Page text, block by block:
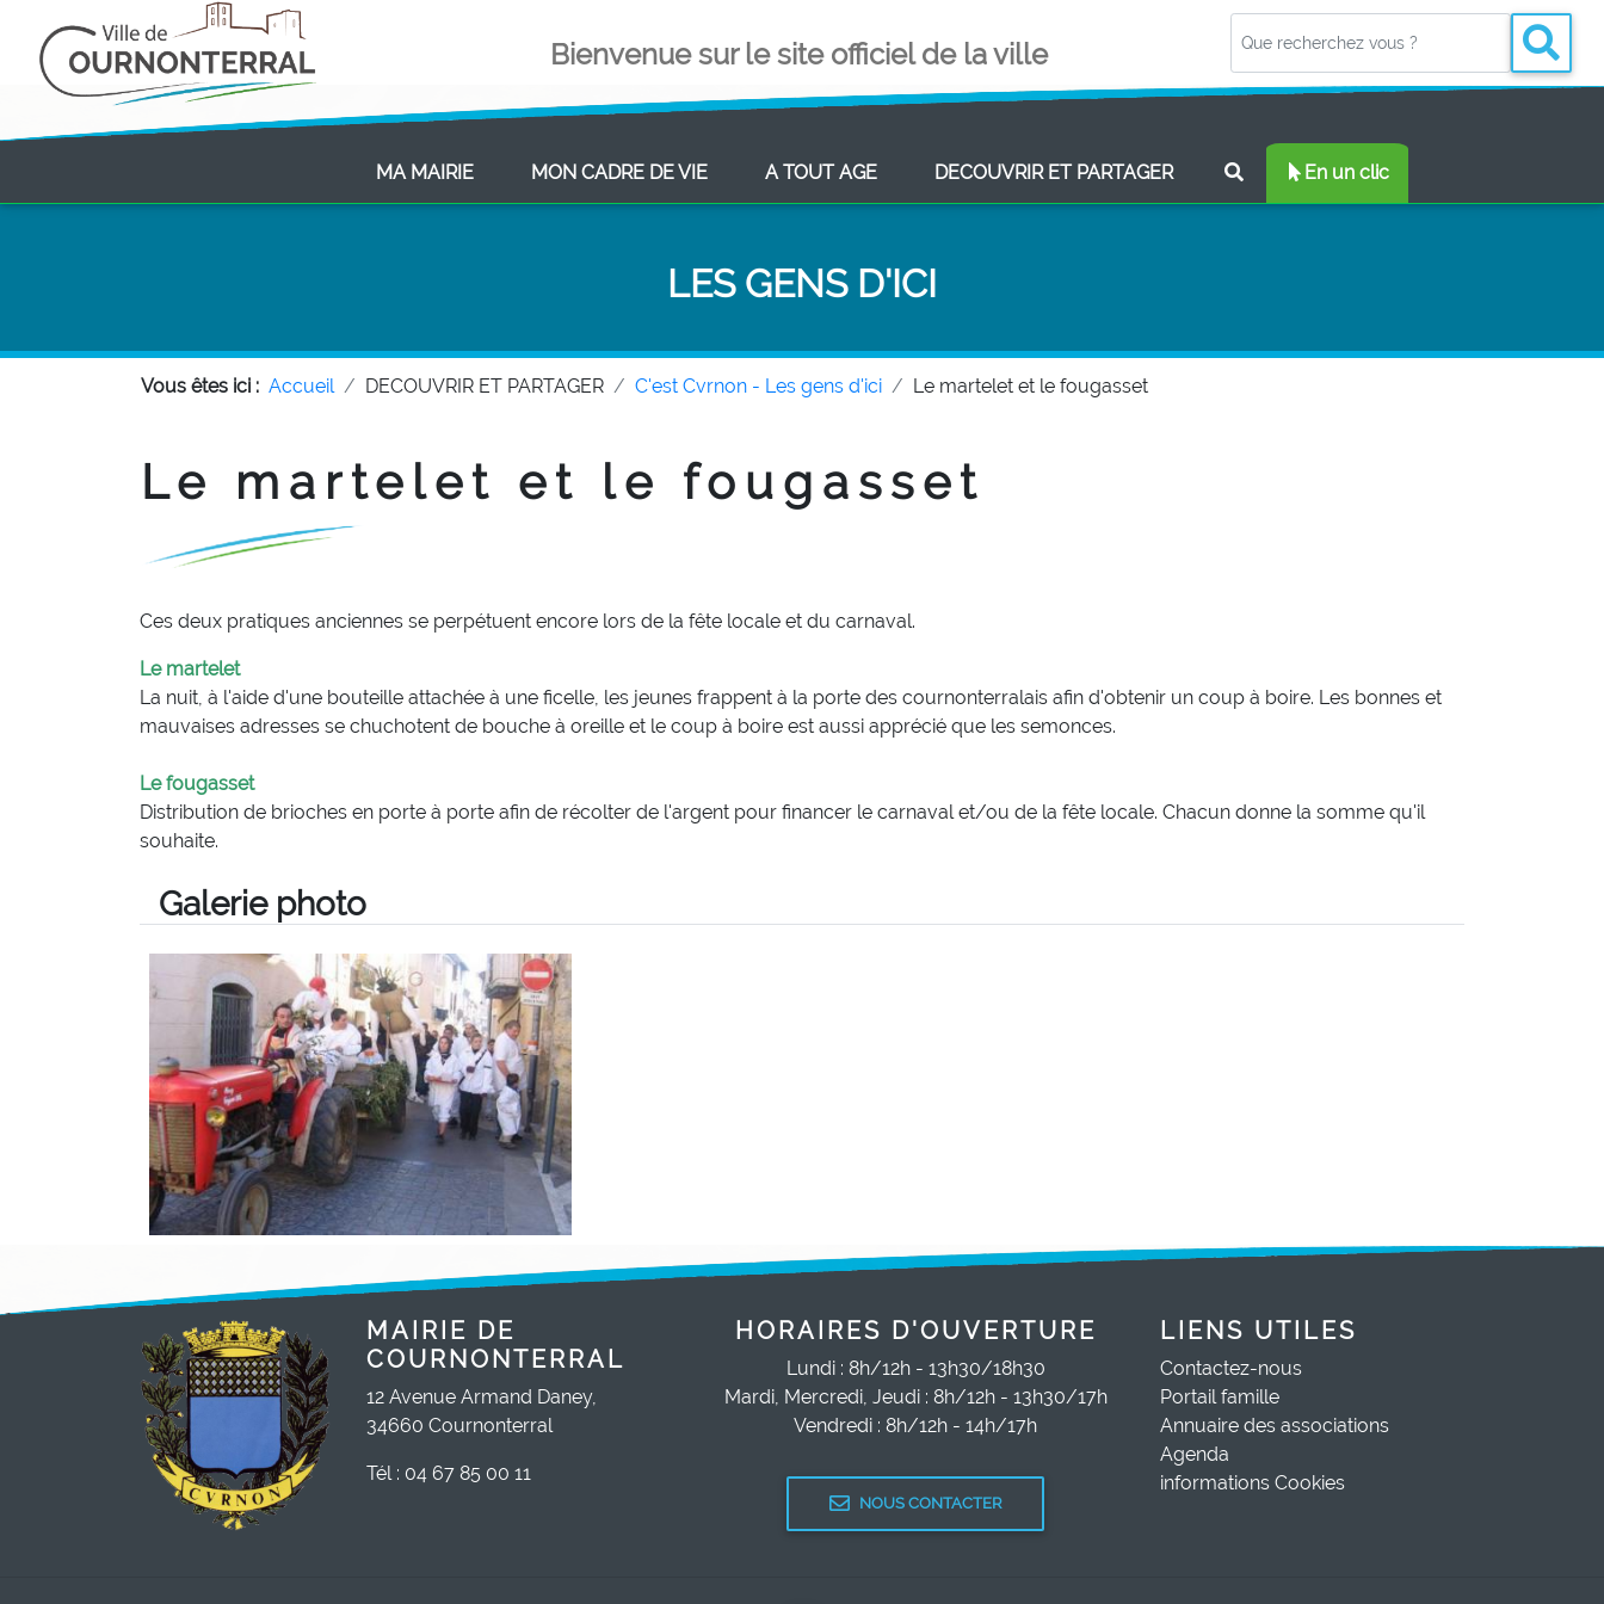
Bienvenue sur le site officiel de la ville
MA MAIRIE(CURRENT)MON CADRE DE VIE(CURRENT)A TOUT AGE(CURRENT)DECOUVRIR ET PARTAGER(CURRENT) En un clic
LES GENS D'ICI
Vous êtes ici : Accueil DECOUVRIR ET PARTAGER C'est Cvrnon - Les gens d'ici Le martelet et le fougasset
Le martelet et le fougasset
Ces deux pratiques anciennes se perpétuent encore lors de la fête locale et du carnaval.
Le martelet
La nuit, à l'aide d'une bouteille attachée à une ficelle, les jeunes frappent à la porte des cournonterralais afin d'obtenir un coup à boire. Les bonnes et
mauvaises adresses se chuchotent de bouche à oreille et le coup à boire est aussi apprécié que les semonces.
Le fougasset
Distribution de brioches en porte à porte afin de récolter de l'argent pour financer le carnaval et/ou de la fête locale. Chacun donne la somme qu'il
souhaite.
Galerie photo
MAIRIE DE
COURNONTERRAL
12 Avenue Armand Daney,
34660 Cournonterral
Tél : 04 67 85 00 11
HORAIRES D'OUVERTURE
Lundi : 8h/12h - 13h30/18h30
Mardi, Mercredi, Jeudi : 8h/12h - 13h30/17h
Vendredi : 8h/12h - 14h/17h
NOUS CONTACTER
LIENS UTILES
Contactez-nous
Portail famille
Annuaire des associations
Agenda
informations Cookies